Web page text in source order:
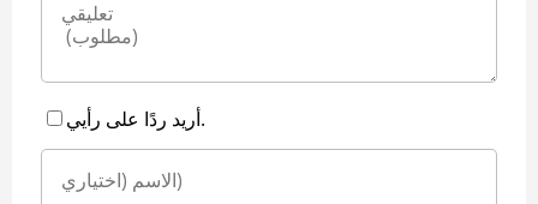
أريد ردًا على رأيي.